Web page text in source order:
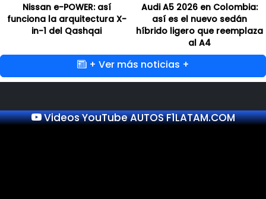
Nissan e-POWER: así
funciona la arquitectura X-
in-1 del Qashqai
Audi A5 2026 en Colombia:
así es el nuevo sedán
híbrido ligero que reemplaza
al A4
+ Ver más noticias +
Videos YouTube AUTOS F1LATAM.COM